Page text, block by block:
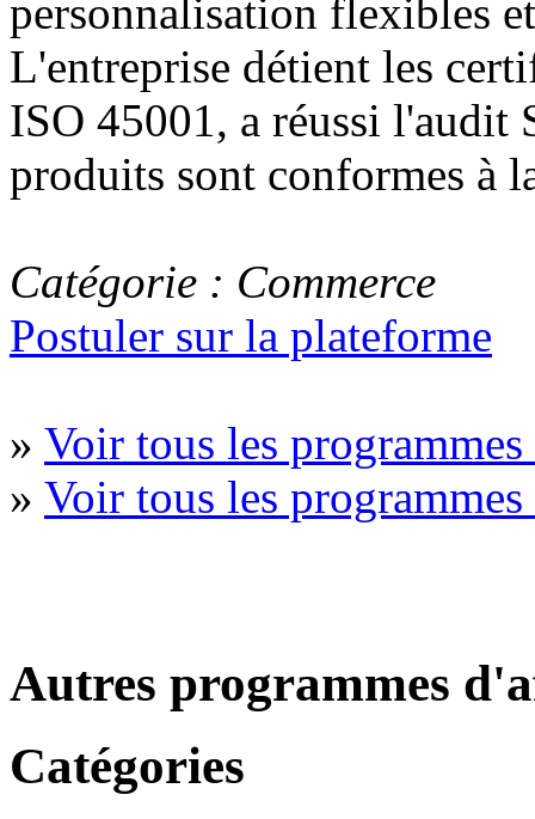
personnalisation flexibles
L'entreprise détient les
ISO 45001, a réussi l'audit
produits sont conformes à
Catégorie : Commerce
Postuler sur la plateforme
» Voir tous les
» Voir tous les
Autres programmes
Catégories